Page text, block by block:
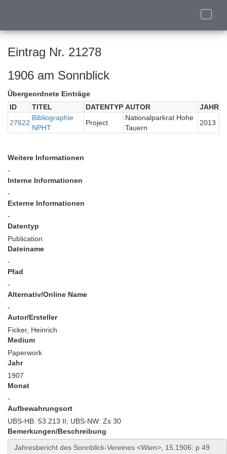
Toggle
Eintrag Nr. 21278
1906 am Sonnblick
Übergeordnete Einträge
ID
TITEL DATENTYP AUTOR
JAHR
27622
Bibliographie
NPHT
Project
Nationalparkrat Hohe
Tauern
2013
Weitere Informationen
-
Interne Informationen
-
Externe Informationen
-
Datentyp
Publication
Dateiname
-
Pfad
-
Alternativ/Online Name
-
Autor/Ersteller
Ficker, Heinrich
Medium
Paperwork
Jahr
1907
Monat
-
Aufbewahrungsort
UBS-HB: 53.213 II; UBS-NW: Zs 30
Bemerkungen/Beschreibung